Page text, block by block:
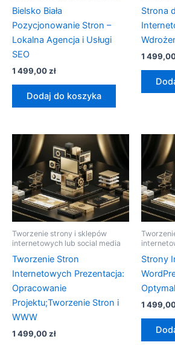
Bielsko Biała
Pozycjonowanie Stron –
Lokalna Agencja i Usługi
SEO
1 499,00zł
Dodaj do koszyka
Strona
1
Tworzenie strony i sklepów
internetowych lub social media
Tworzenie Stron
Internetowych Prezentacja:
Opracowanie
Projektu;Tworzenie Stron i
WWW
1 499,00zł
Strony
1